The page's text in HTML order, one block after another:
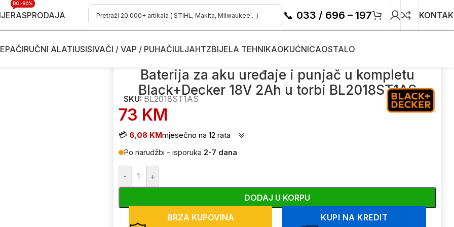
RASPRODAJA
DO -80%
📞 033 / 696 – 197
RUČNI ALATIUSISIVAČI / VAP / PUHAČIULJAHTZBIJELA TEHNIKAOKUĆNICAOSTALO
uređaje Baterija za aku uređaje i punjač u kompletu Black+Decker 18V 2Ah u torbi BL2018ST1AS
Baterija za aku uređaje i punjač u kompletu
Black+Decker 18V 2Ah u torbi BL2018ST1AS
SKU: BL2018ST1AS
73 KM
💳 6,08 KMmjesečno na 12 rata
Po narudžbi - isporuka 2-7 dana
- +
DODAJ U KORPU
BRZA KUPOVINA
KUPI NA KREDIT